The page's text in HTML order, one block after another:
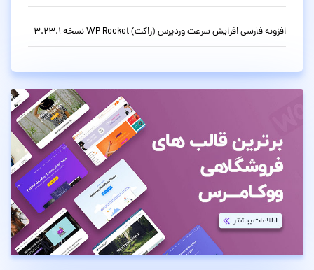
افزونه فارسی افزایش سرعت وردپرس (راکت) WP Rocket نسخه 3.23.1